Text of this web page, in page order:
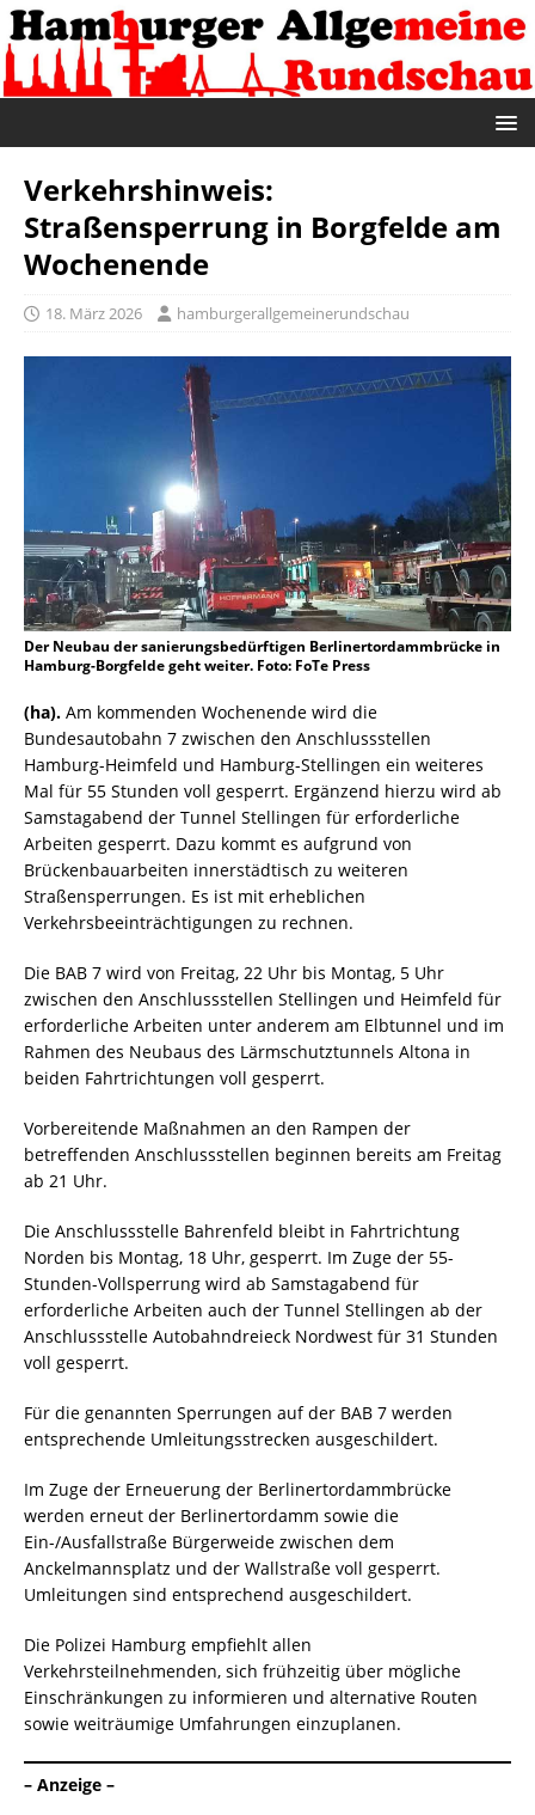
Verkehrshinweis:
Straßensperrung in Borgfelde am
Wochenende
18. März 2026 hamburgerallgemeinerundschau
Der Neubau der sanierungsbedürftigen Berlinertordammbrücke in
Hamburg-Borgfelde geht weiter. Foto: FoTe Press
(ha). Am kommenden Wochenende wird die
Bundesautobahn 7 zwischen den Anschlussstellen
Hamburg-Heimfeld und Hamburg-Stellingen ein weiteres
Mal für 55 Stunden voll gesperrt. Ergänzend hierzu wird ab
Samstagabend der Tunnel Stellingen für erforderliche
Arbeiten gesperrt. Dazu kommt es aufgrund von
Brückenbauarbeiten innerstädtisch zu weiteren
Straßensperrungen. Es ist mit erheblichen
Verkehrsbeeinträchtigungen zu rechnen.
Die BAB 7 wird von Freitag, 22 Uhr bis Montag, 5 Uhr
zwischen den Anschlussstellen Stellingen und Heimfeld für
erforderliche Arbeiten unter anderem am Elbtunnel und im
Rahmen des Neubaus des Lärmschutztunnels Altona in
beiden Fahrtrichtungen voll gesperrt.
Vorbereitende Maßnahmen an den Rampen der
betreffenden Anschlussstellen beginnen bereits am Freitag
ab 21 Uhr.
Die Anschlussstelle Bahrenfeld bleibt in Fahrtrichtung
Norden bis Montag, 18 Uhr, gesperrt. Im Zuge der 55-
Stunden-Vollsperrung wird ab Samstagabend für
erforderliche Arbeiten auch der Tunnel Stellingen ab der
Anschlussstelle Autobahndreieck Nordwest für 31 Stunden
voll gesperrt.
Für die genannten Sperrungen auf der BAB 7 werden
entsprechende Umleitungsstrecken ausgeschildert.
Im Zuge der Erneuerung der Berlinertordammbrücke
werden erneut der Berlinertordamm sowie die
Ein-/Ausfallstraße Bürgerweide zwischen dem
Anckelmannsplatz und der Wallstraße voll gesperrt.
Umleitungen sind entsprechend ausgeschildert.
Die Polizei Hamburg empfiehlt allen
Verkehrsteilnehmenden, sich frühzeitig über mögliche
Einschränkungen zu informieren und alternative Routen
sowie weiträumige Umfahrungen einzuplanen.
– Anzeige –